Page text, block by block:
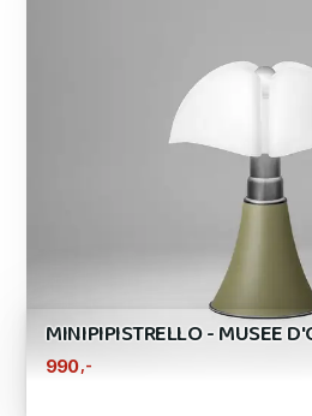
MINIPIPISTRELLO - MUSEE
990 ,-